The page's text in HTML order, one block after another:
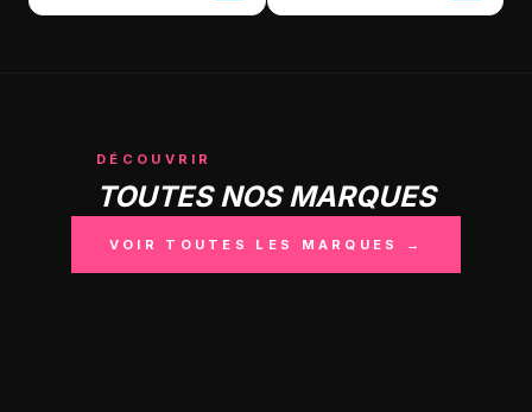
DÉCOUVRIR
TOUTES NOS MARQUES
VOIR TOUTES LES MARQUES →